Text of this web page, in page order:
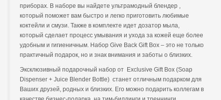
приборах. В наборе вы найдете ультрамодный блендер ,
который поможет вам быстро и легко приготовить любимые
коктейли и смузи. Также в комплекте идет дозатор мыла,
который сделает процесс умывания и ухода за кожей еще более
удобным и гигиеничным. Набор Give Back Gift Box – это не только
практичный подарок, но и знак внимания и заботы о близких.
Эксклюзивный подарочный набор от Exclusive Gift Box (Soap
Dispenser + Juice Blender Bottle) станет отличным подарком для
Ваших друзей, родных и близких. Его можно подарить коллегам в